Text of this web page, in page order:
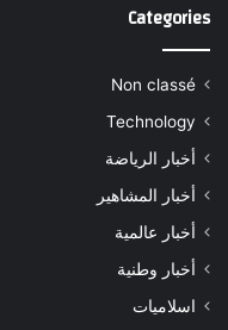
Categories
Non classé
Technology
أخبار الرياضة
أخبار المشاهير
أخبار عالمية
أخبار وطنية
اسلاميات